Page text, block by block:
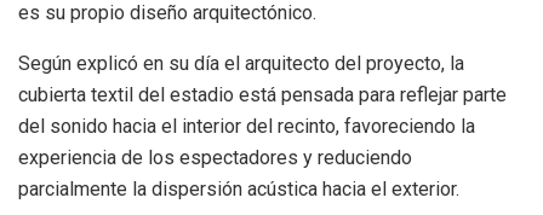
es su propio diseño arquitectónico.
Según explicó en su día el arquitecto del proyecto, la
cubierta textil del estadio está pensada para reflejar parte
del sonido hacia el interior del recinto, favoreciendo la
experiencia de los espectadores y reduciendo
parcialmente la dispersión acústica hacia el exterior.